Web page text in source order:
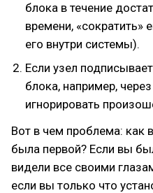
блока в течение
времени, «сократить»
его внутри системы).
Если узел
блока, например,
игнорировать
Вот в чем проблема: как
была первой? Если вы
видели все своими
если вы только что